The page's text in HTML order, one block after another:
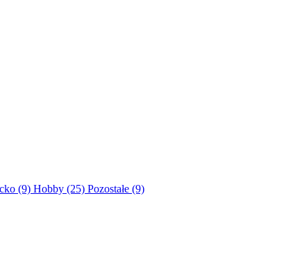
(9) Hobby (25) Pozostałe (9)